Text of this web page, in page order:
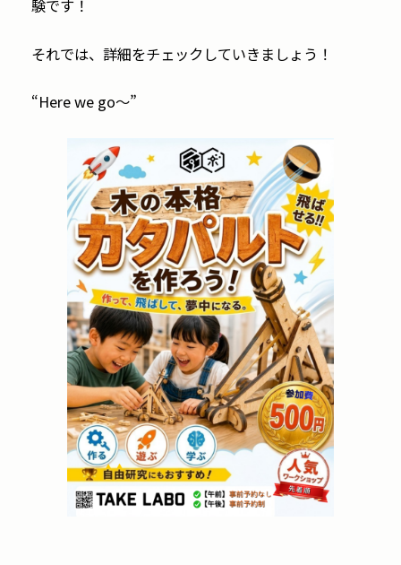
験です！
それでは、詳細をチェックしていきましょう！
“Here we go～”